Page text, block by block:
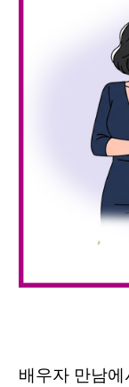
배우자 만남